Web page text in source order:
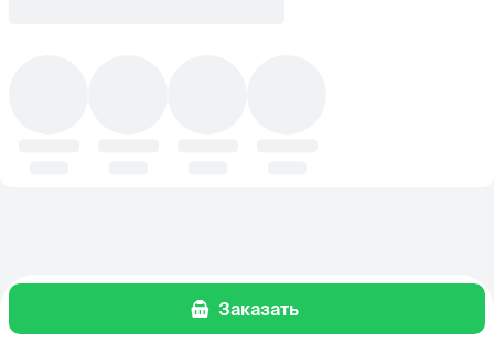
Заказать